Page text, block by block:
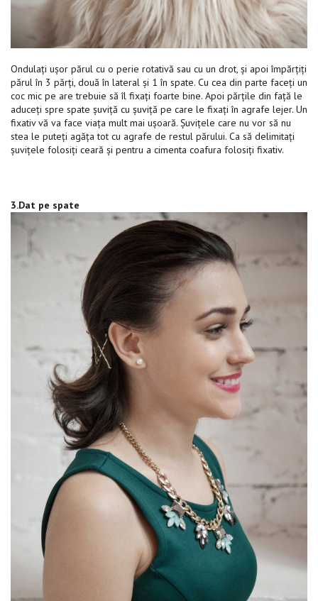
Ondulați ușor părul cu o perie rotativă sau cu un drot, și apoi împărțiți
părul în 3 părți, două în lateral și 1 în spate. Cu cea din parte faceți un
coc mic pe are trebuie să îl fixați foarte bine. Apoi părțile din față le
aduceți spre spate șuviță cu șuviță pe care le fixați în agrafe lejer. Un
fixativ vă va face viața mult mai ușoară. Șuvițele care nu vor să nu
stea le puteți agăța tot cu agrafe de restul părului. Ca să delimitați
șuvițele folosiți ceară și pentru a cimenta coafura folosiți fixativ.
3.Dat pe spate